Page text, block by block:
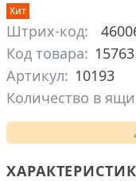
Хит
Штрих-код:
Код товара: 15763
Артикул: 10193
Количество в